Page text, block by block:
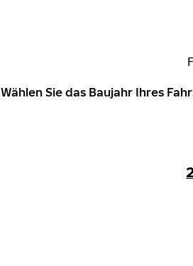
Wählen Sie das Baujahr Ihres